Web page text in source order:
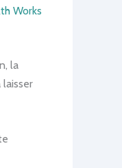
Works
la